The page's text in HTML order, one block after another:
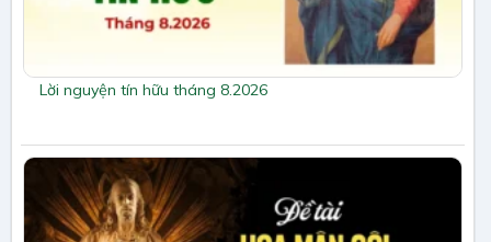
Lời nguyện tín hữu tháng 8.2026